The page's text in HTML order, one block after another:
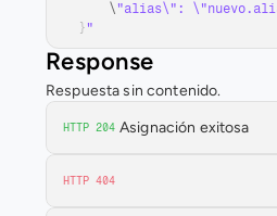
    \
} "
Response
Respuesta sin contenido.
HTTP 204 Asignación exitosa
HTTP 404